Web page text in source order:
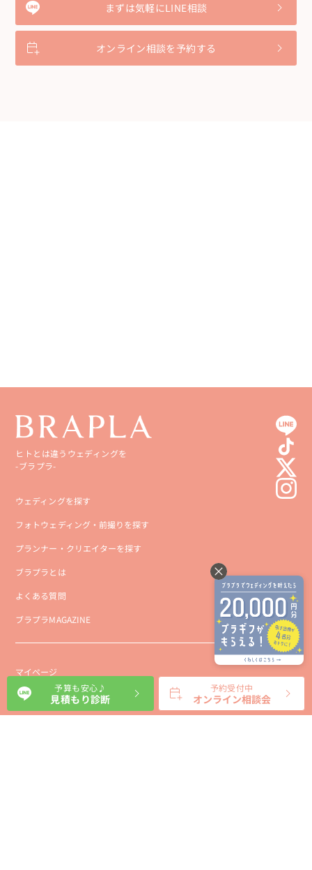
まずは気軽にLINE相談
オンライン相談を予約する
ヒトとは違うウェディングを
-ブラプラ-
ウェディングを探す
フォトウェディング・前撮りを探す
プランナー・クリエイターを探す
ブラプラとは
よくある質問
ブラプラMAGAZINE
マイページ
新規会員登録
会社概要
予算も安心♪
見積もり診断
予約受付中
オンライン相談会